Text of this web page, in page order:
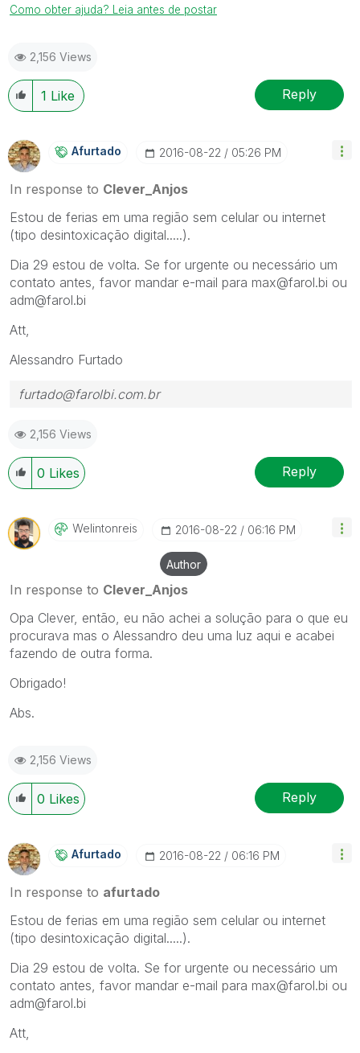
Como obter ajuda? Leia antes de postar
2,156 Views
1 Like Reply
Afurtado ‎2016-08-22 05:26 PM
In response to Clever_Anjos
Estou de ferias em uma região sem celular ou internet
(tipo desintoxicação digital.....).
Dia 29 estou de volta. Se for urgente ou necessário um
contato antes, favor mandar e-mail para max@farol.bi ou
adm@farol.bi
Att,
Alessandro Furtado
furtado@farolbi.com.br
2,156 Views
0 Likes Reply
Welintonreis ‎2016-08-22 06:16 PM
Author
In response to Clever_Anjos
Opa Clever, então, eu não achei a solução para o que eu
procurava mas o Alessandro deu uma luz aqui e acabei
fazendo de outra forma.
Obrigado!
Abs.
2,156 Views
0 Likes Reply
Afurtado ‎2016-08-22 06:16 PM
In response to afurtado
Estou de ferias em uma região sem celular ou internet
(tipo desintoxicação digital.....).
Dia 29 estou de volta. Se for urgente ou necessário um
contato antes, favor mandar e-mail para max@farol.bi ou
adm@farol.bi
Att,